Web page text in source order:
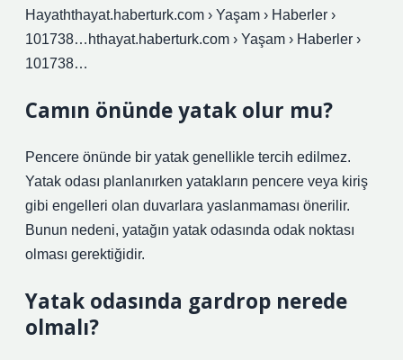
Hayaththayat.haberturk.com › Yaşam › Haberler ›
101738…hthayat.haberturk.com › Yaşam › Haberler ›
101738…
Camın önünde yatak olur mu?
Pencere önünde bir yatak genellikle tercih edilmez.
Yatak odası planlanırken yatakların pencere veya kiriş
gibi engelleri olan duvarlara yaslanmaması önerilir.
Bunun nedeni, yatağın yatak odasında odak noktası
olması gerektiğidir.
Yatak odasında gardrop nerede
olmalı?